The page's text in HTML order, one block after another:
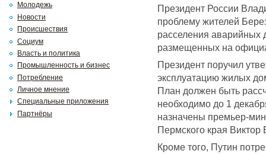
Президент России
проблему жителей
расселения аварийных
размещенных на
Президент поручил
эксплуатацию жилых
План должен быть
необходимо до 1
назначены премьер-
Пермского края Виктор
Кроме того, Путин
Молодежь
Новости
Происшествия
Социум
Власть и политика
Промышленность и бизнес
Потребление
Личное мнение
Специальные приложения
Партнёры